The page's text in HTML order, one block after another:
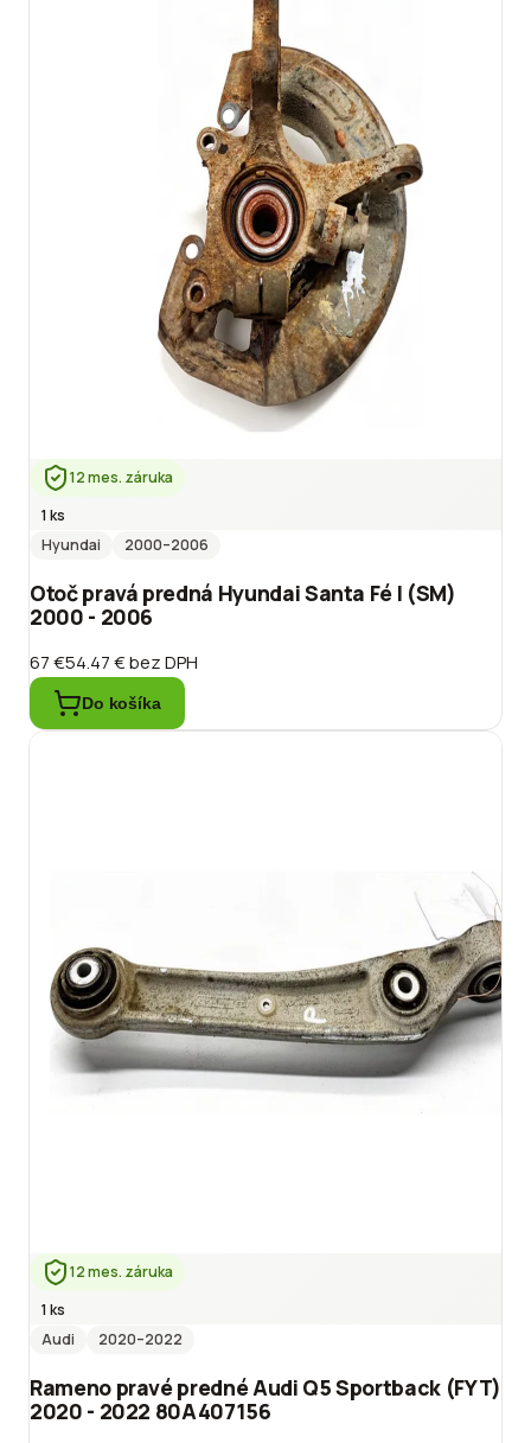
12 mes. záruka
1 ks
Hyundai
2000–2006
Otoč pravá predná Hyundai Santa Fé I (SM)
2000 - 2006
67 €54.47 €bez DPH
Do košíka
12 mes. záruka
1 ks
Audi
2020–2022
Rameno pravé predné Audi Q5 Sportback (FYT)
2020 - 2022 80A407156